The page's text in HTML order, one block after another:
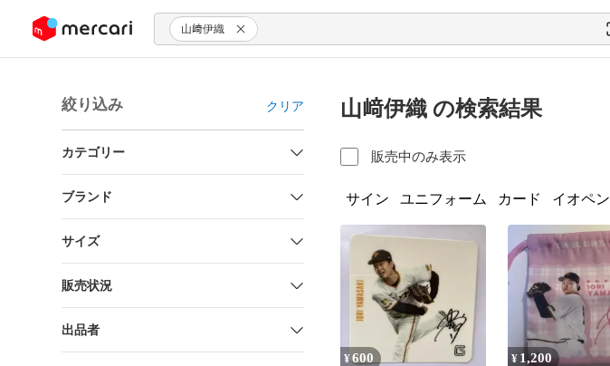
ツにスキップ 山﨑伊織
絞り込み クリア
カテゴリー
ブランド
サイズ
販売状況
出品者
山﨑伊織 の検索結果
販売中のみ表示
サイン ユニフォーム カード イオペン
¥600 ¥ 1,200